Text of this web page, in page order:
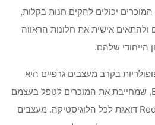
יכולים להקים חנות בקלות,
אישית את חלונות הראווה
הייחודי שלהם.
בקרב מעצבים גרפיים היא
Redbubble. בניגוד ל-Etsy, שמחייבת את המוכרים לטפל בעצמם
במשלוח ובמימוש, Redbubble דואגת לכל הלוגיסטיקה. מעצבים